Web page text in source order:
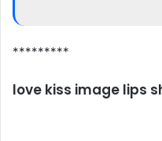
*********
love kiss image lips